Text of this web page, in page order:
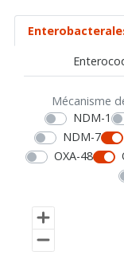
Mécanisme
NDM-1
NDM-7
OXA-48